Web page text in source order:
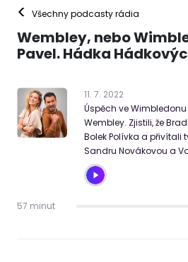
< Všechny podcasty rádia
Wembley, nebo
Pavel. Hádka
11. 7. 2022
Úspěch ve
Wembley. Zjistili, že
Bolek Polívka a přivítali
Sandru Novákovou a
57 minut